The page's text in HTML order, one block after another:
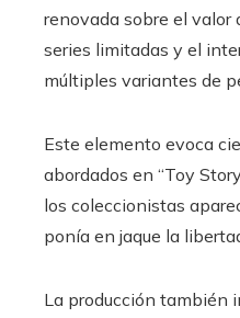
renovada sobre el valor
series limitadas y el
múltiples variantes de
Este elemento evoca
abordados en “Toy
los coleccionistas
ponía en jaque la
La producción también